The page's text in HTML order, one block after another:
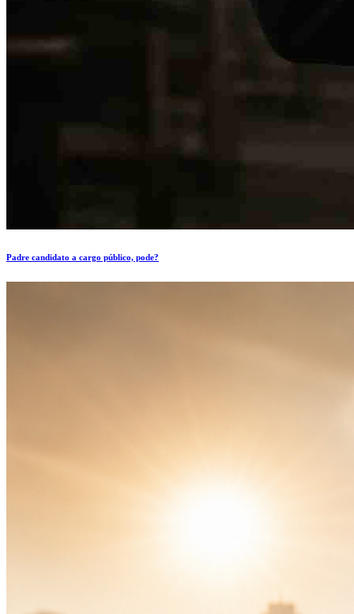
Padre candidato a cargo público, pode?